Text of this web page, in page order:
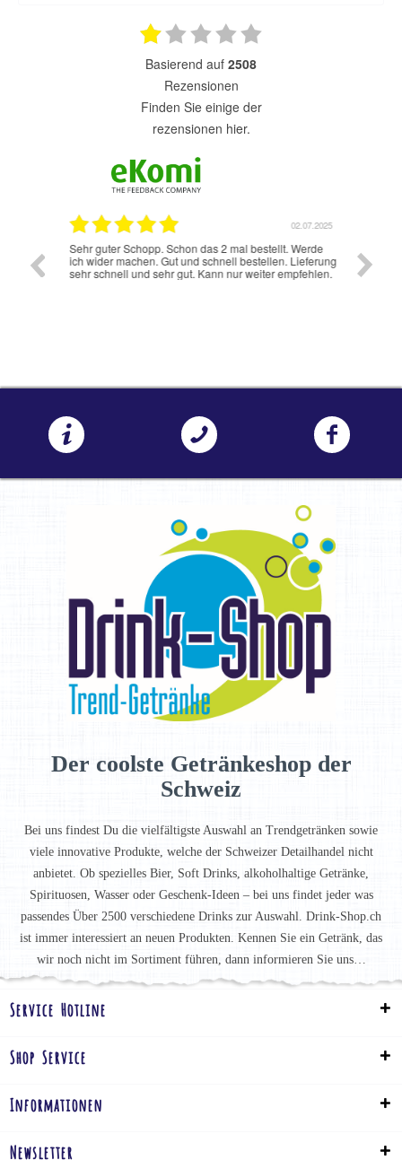
basierend auf 2508
Rezensionen
finden Sie einige der
rezensionen hier.
02.07.2025
Sehr guter Schopp. Schon das 2 mal bestellt. Werde
ich wider machen. Gut und schnell bestellen. Lieferung
sehr schnell und sehr gut. Kann nur weiter empfehlen.
Der coolste Getränkeshop der
Schweiz
Bei uns findest Du die vielfältigste Auswahl an Trendgetränken sowie
viele innovative Produkte, welche der Schweizer Detailhandel nicht
anbietet. Ob spezielles Bier, Soft Drinks, alkoholhaltige Getränke,
Spirituosen, Wasser oder Geschenk-Ideen – bei uns findet jeder was
passendes Über 2500 verschiedene Drinks zur Auswahl. Drink-Shop.ch
ist immer interessiert an neuen Produkten. Kennen Sie ein Getränk, das
wir noch nicht im Sortiment führen, dann informieren Sie uns…
Service Hotline
Shop Service
Informationen
Newsletter